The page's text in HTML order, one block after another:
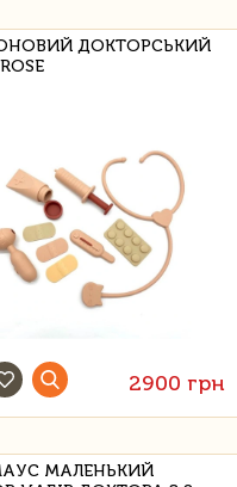
ДОКТОРСЬКИЙ
2900 грн
МАЛЕНЬКИЙ